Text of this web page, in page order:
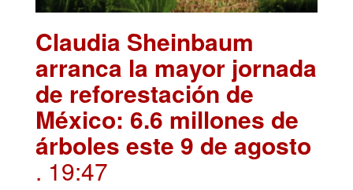
Claudia Sheinbaum
arranca la mayor jornada
de reforestación de
México: 6.6 millones de
árboles este 9 de agosto
. 19:47